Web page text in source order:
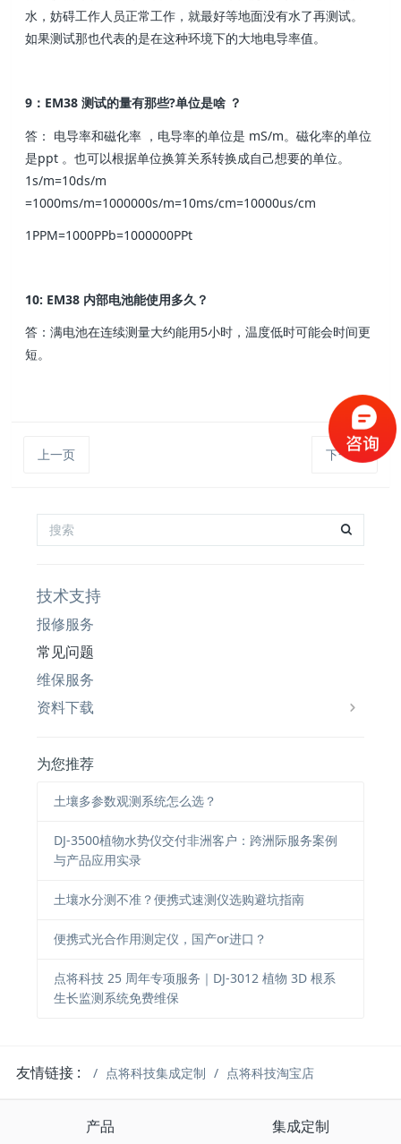
水，妨碍工作人员正常工作，就最好等地面没有水了再测试。
如果测试那也代表的是在这种环境下的大地电导率值。
9：EM38 测试的量有那些?单位是啥 ？
答： 电导率和磁化率 ，电导率的单位是 mS/m。磁化率的单位
是ppt 。也可以根据单位换算关系转换成自己想要的单位。
1s/m=10ds/m
=1000ms/m=1000000s/m=10ms/cm=10000us/cm
1PPM=1000PPb=1000000PPt
10: EM38 内部电池能使用多久？
答：满电池在连续测量大约能用5小时，温度低时可能会时间更
短。
上一页 下一页
技术支持
报修服务
常见问题
维保服务
资料下载
为您推荐
土壤多参数观测系统怎么选？
DJ-3500植物水势仪交付非洲客户：跨洲际服务案例
与产品应用实录
土壤水分测不准？便携式速测仪选购避坑指南
便携式光合作用测定仪，国产or进口？
点将科技 25 周年专项服务｜DJ-3012 植物 3D 根系
生长监测系统免费维保
友情链接 : 点将科技集成定制 点将科技淘宝店
产品 集成定制